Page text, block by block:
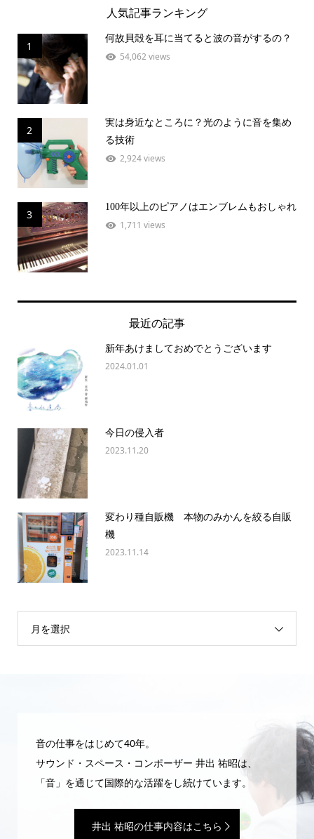
人気記事ランキング
1
何故貝殻を耳に当てると波の音がするの？
54,062 views
2
実は身近なところに？光のように音を集め
る技術
2,924 views
3
100年以上のピアノはエンブレムもおしゃれ
1,711 views
最近の記事
新年あけましておめでとうございます
2024.01.01
今日の侵入者
2023.11.20
変わり種自販機 本物のみかんを絞る自販
機
2023.11.14
月を選択
音の仕事をはじめて40年。
サウンド・スペース・コンポーザー 井出 祐昭は、
「音」を通じて国際的な活躍をし続けています。
井出 祐昭の仕事内容はこちら